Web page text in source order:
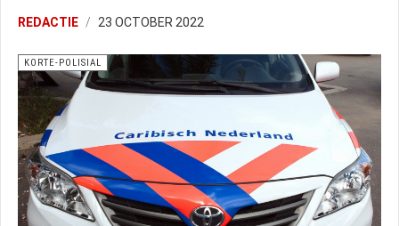
REDACTIE 23 OCTOBER 2022
KORTE-POLISIAL